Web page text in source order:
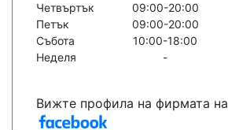
Четвъртък
09:00-20:00
Петък
09:00-20:00
Събота
10:00-18:00
Неделя
-
Вижте профила на фирмата на